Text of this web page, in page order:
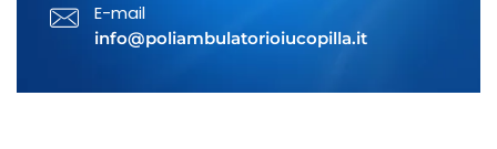
Ossigeno Ozono Terapia
E-mail
info@poliambulatorioiucopilla.it